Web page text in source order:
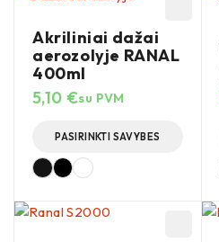
Akriliniai dažai
aerozolyje RANAL
400ml
5,10 €su PVM
PASIRINKTI SAVYBES